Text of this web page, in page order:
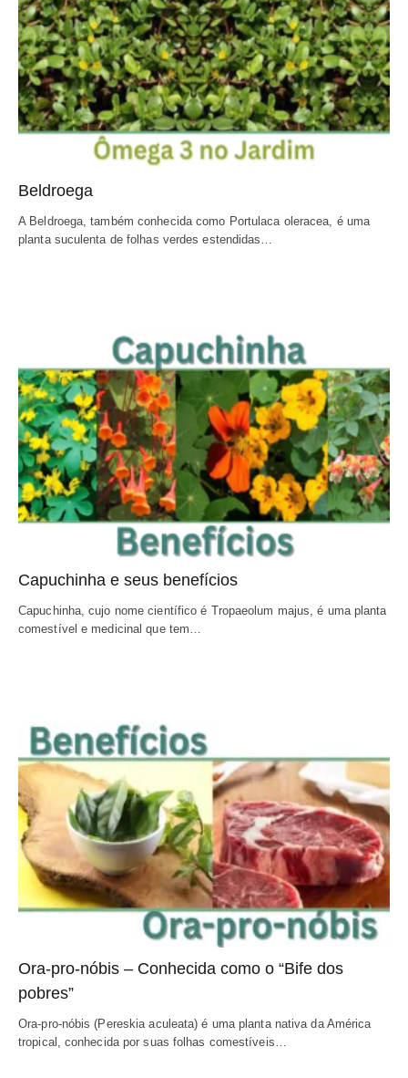
Beldroega
A Beldroega, também conhecida como Portulaca oleracea, é uma
planta suculenta de folhas verdes estendidas…
Capuchinha e seus benefícios
Capuchinha, cujo nome científico é Tropaeolum majus, é uma planta
comestível e medicinal que tem…
Ora-pro-nóbis – Conhecida como o “Bife dos
pobres”
Ora-pro-nóbis (Pereskia aculeata) é uma planta nativa da América
tropical, conhecida por suas folhas comestíveis…